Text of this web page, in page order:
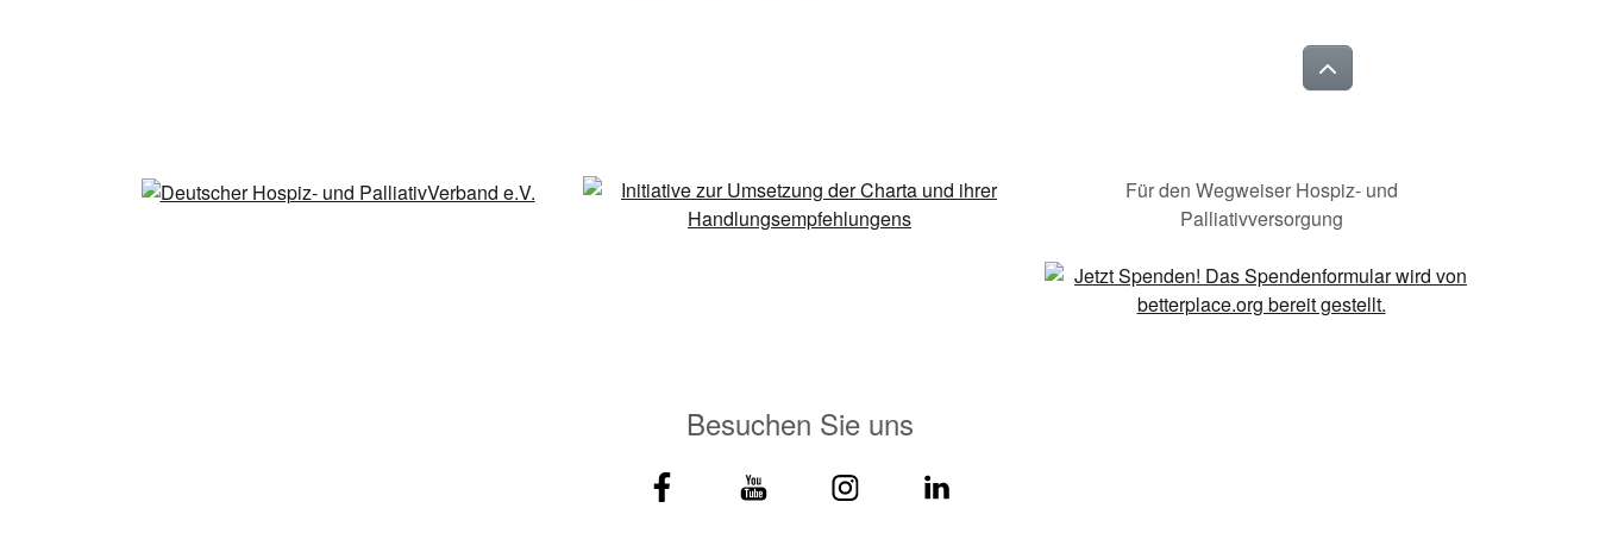
Für den Wegweiser Hospiz- und
Palliativversorgung
Besuchen Sie uns